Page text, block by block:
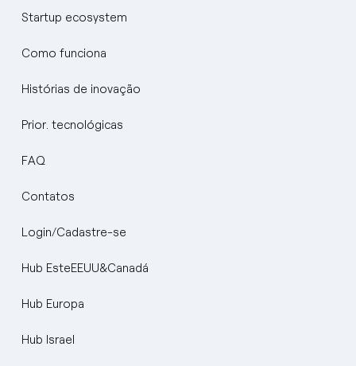
Startup ecosystem
Como funciona
Histórias de inovação
Prior. tecnológicas
FAQ
Contatos
Login/Cadastre-se
Hub EsteEEUU&Canadá
Hub Europa
Hub Israel